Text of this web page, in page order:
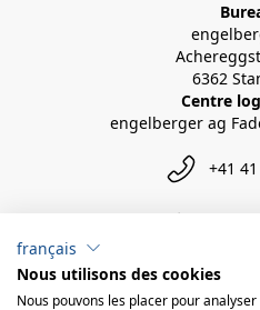
6362
Centre
engelberger ag
+41
français
Nous utilisons des cookies
Nous pouvons les placer pour